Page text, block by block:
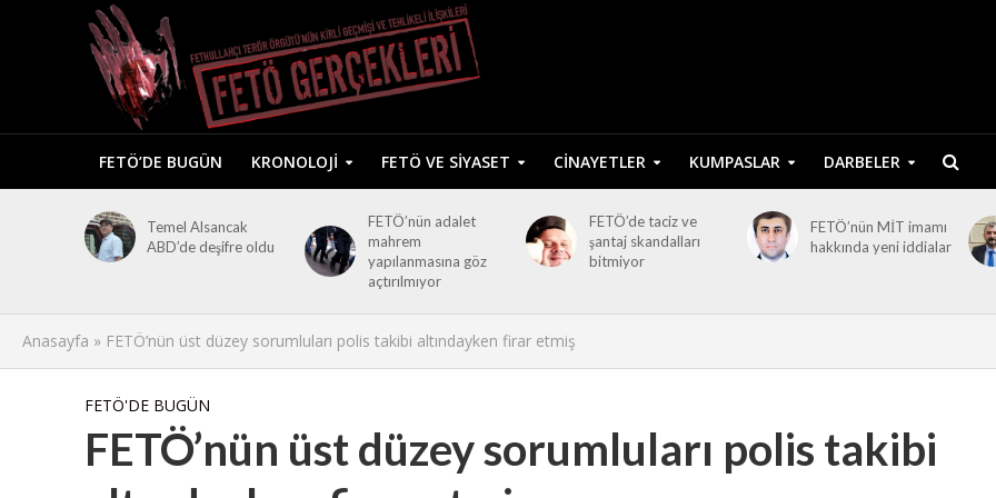
FETÖ’DE BUGÜN KRONOLOJI FETÖ VE SIYASET CINAYETLER KUMPASLAR DARBELER
Temel Alsancak
ABD’de deşifre oldu
FETÖ’nün adalet
mahrem
yapılanmasına göz
açtırılmıyor
FETÖ’de taciz ve
şantaj skandalları
bitmiyor
FETÖ’nün MİT imamı
hakkında yeni iddialar
Anasayfa » FETÖ’nün üst düzey sorumluları polis takibi altındayken firar etmiş
FETÖ'DE BUGÜN
FETÖ’nün üst düzey sorumluları polis takibi